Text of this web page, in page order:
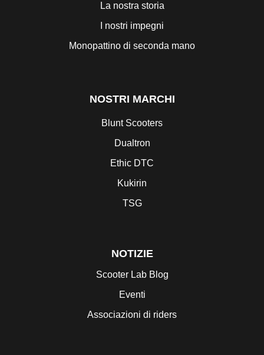
La nostra storia
I nostri impegni
Monopattino di seconda mano
NOSTRI MARCHI
Blunt Scooters
Dualtron
Ethic DTC
Kukirin
TSG
NOTIZIE
Scooter Lab Blog
Eventi
Associazioni di riders